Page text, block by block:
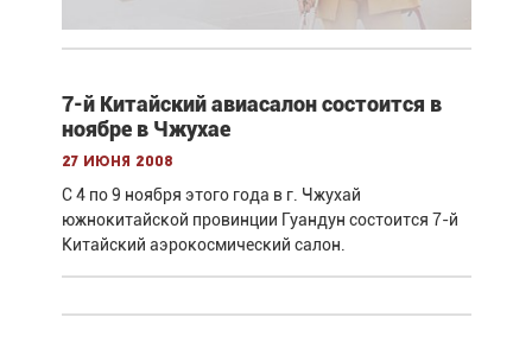
7-й Китайский авиасалон состоится в
ноябре в Чжухае
27 июня 2008
С 4 по 9 ноября этого года в г. Чжухай
южнокитайской провинции Гуандун состоится 7-й
Китайский аэрокосмический салон.